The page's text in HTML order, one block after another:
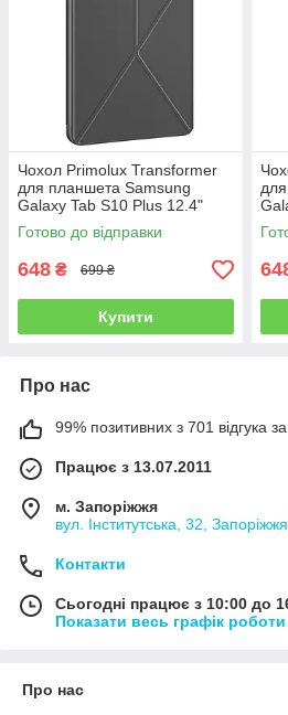
Чохол Primolux Transformer
для планшета Samsung
Galaxy Tab S10 Plus 12.4"
(SM-X820 / SM-X826) - Grey
Готово до відправки
648 ₴ 699 ₴
Купити
Про нас
99% позитивних з 701 відгука за
Працює з 13.07.2011
м. Запоріжжя
вул. Інститутська, 32,
Контакти
Сьогодні працює з 10:00 до
Показати весь графік роботи
Про нас